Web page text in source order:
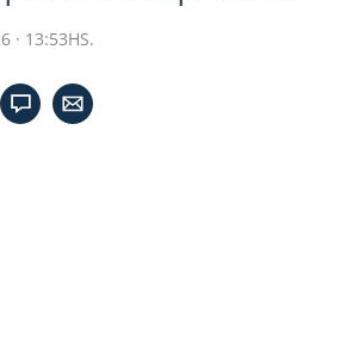
· 13:53HS.